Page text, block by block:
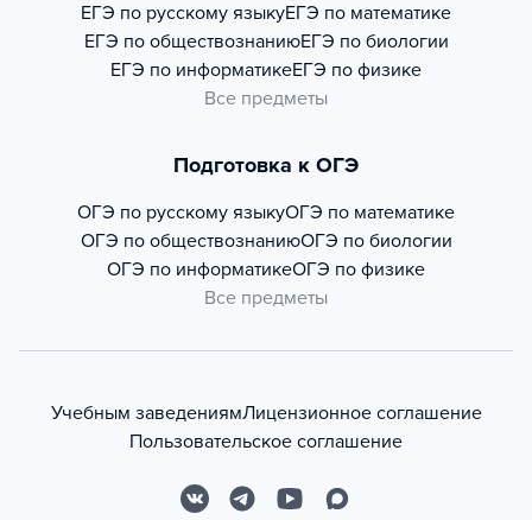
ЕГЭ по русскому языкуЕГЭ по математике
ЕГЭ по обществознаниюЕГЭ по биологии
ЕГЭ по информатикеЕГЭ по физике
Все предметы
Подготовка к ОГЭ
ОГЭ по русскому языкуОГЭ по математике
ОГЭ по обществознаниюОГЭ по биологии
ОГЭ по информатикеОГЭ по физике
Все предметы
Учебным заведениямЛицензионное соглашение
Пользовательское соглашение